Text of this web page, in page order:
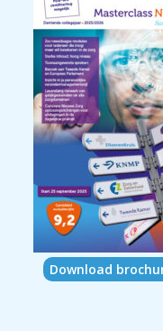
Download